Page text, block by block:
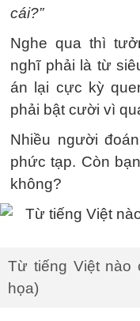
cái?”
Nghe qua thì
nghĩ phải là từ
án lại cực kỳ
phải bật cười vì
Nhiều người
phức tạp. Còn
không?
Từ tiếng Việt nào
họa)